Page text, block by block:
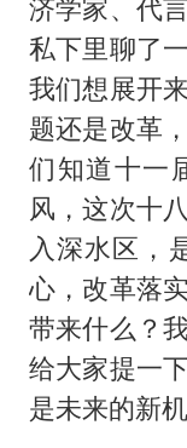
济学家、代
私下里聊了
我们想展开
题还是改革
们知道十一
风，这次十
入深水区，
心，改革落
带来什么？
给大家提一
是未来的新